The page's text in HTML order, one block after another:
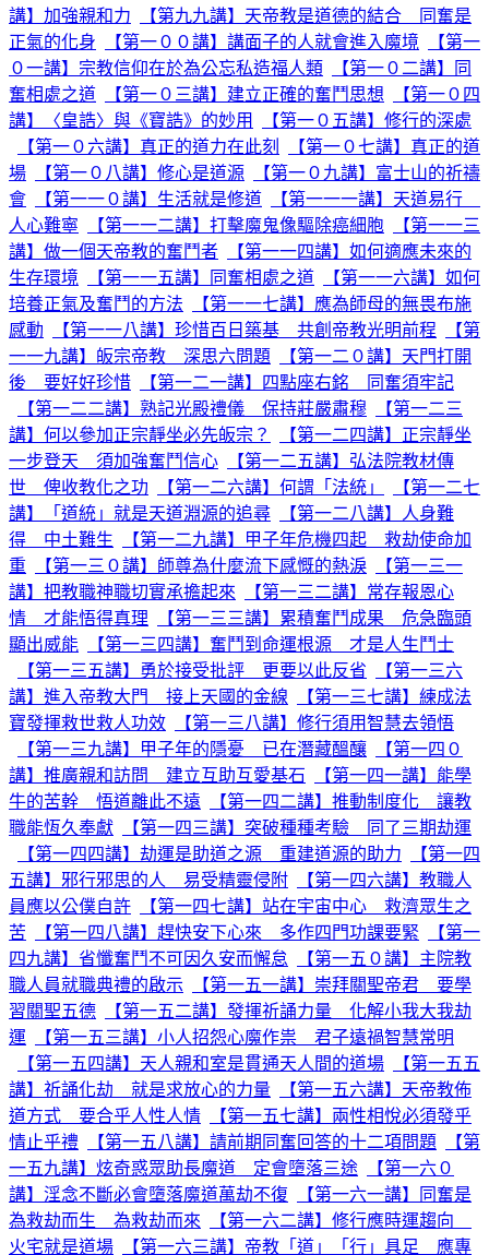
講】加強親和力
【第九九講】天帝教是道德的結合 同奮是
正氣的化身
【第一００講】講面子的人就會進入魔境
【第一
０一講】宗教信仰在於為公忘私造福人類
【第一０二講】同
奮相處之道
【第一０三講】建立正確的奮鬥思想
【第一０四
講】〈皇誥〉與《寶誥》的妙用
【第一０五講】修行的深處
【第一０六講】真正的道力在此刻
【第一０七講】真正的道
場
【第一０八講】修心是道源
【第一０九講】富士山的祈禱
會
【第一一０講】生活就是修道
【第一一一講】天道易行
人心難寧
【第一一二講】打擊魔鬼像驅除癌細胞
【第一一三
講】做一個天帝教的奮鬥者
【第一一四講】如何適應未來的
生存環境
【第一一五講】同奮相處之道
【第一一六講】如何
培養正氣及奮鬥的方法
【第一一七講】應為師母的無畏布施
感動
【第一一八講】珍惜百日築基 共創帝教光明前程
【第
一一九講】皈宗帝教 深思六問題
【第一二０講】天門打開
後 要好好珍惜
【第一二一講】四點座右銘 同奮須牢記
【第一二二講】熟記光殿禮儀 保持莊嚴肅穆
【第一二三
講】何以參加正宗靜坐必先皈宗？
【第一二四講】正宗靜坐
一步登天 須加強奮鬥信心
【第一二五講】弘法院教材傳
世 俾收教化之功
【第一二六講】何謂「法統」
【第一二七
講】「道統」就是天道淵源的追尋
【第一二八講】人身難
得 中土難生
【第一二九講】甲子年危機四起 救劫使命加
重
【第一三０講】師尊為什麼流下感慨的熱淚
【第一三一
講】把教職神職切實承擔起來
【第一三二講】常存報恩心
情 才能悟得真理
【第一三三講】累積奮鬥成果 危急臨頭
顯出威能
【第一三四講】奮鬥到命運根源 才是人生鬥士
【第一三五講】勇於接受批評 更要以此反省
【第一三六
講】進入帝教大門 接上天國的金線
【第一三七講】練成法
寶發揮救世救人功效
【第一三八講】修行須用智慧去領悟
【第一三九講】甲子年的隱憂 已在潛藏醞釀
【第一四０
講】推廣親和訪問 建立互助互愛基石
【第一四一講】能學
牛的苦幹 悟道離此不遠
【第一四二講】推動制度化 讓教
職能恆久奉獻
【第一四三講】突破種種考驗 同了三期劫運
【第一四四講】劫運是助道之源 重建道源的助力
【第一四
五講】邪行邪思的人 易受精靈侵附
【第一四六講】教職人
員應以公僕自許
【第一四七講】站在宇宙中心 救濟眾生之
苦
【第一四八講】趕快安下心來 多作四門功課要緊
【第一
四九講】省懺奮鬥不可因久安而懈怠
【第一五０講】主院教
職人員就職典禮的啟示
【第一五一講】崇拜關聖帝君 要學
習關聖五德
【第一五二講】發揮祈誦力量 化解小我大我劫
運
【第一五三講】小人招怨心魔作祟 君子遠禍智慧常明
【第一五四講】天人親和室是貫通天人間的道場
【第一五五
講】祈誦化劫 就是求放心的力量
【第一五六講】天帝教佈
道方式 要合乎人性人情
【第一五七講】兩性相悅必須發乎
情止乎禮
【第一五八講】請前期同奮回答的十二項問題
【第
一五九講】炫奇惑眾助長魔道 定會墮落三途
【第一六０
講】淫念不斷必會墮落魔道萬劫不復
【第一六一講】同奮是
為救劫而生 為救劫而來
【第一六二講】修行應時運趨向
火宅就是道場
【第一六三講】帝教「道」「行」具足 應專